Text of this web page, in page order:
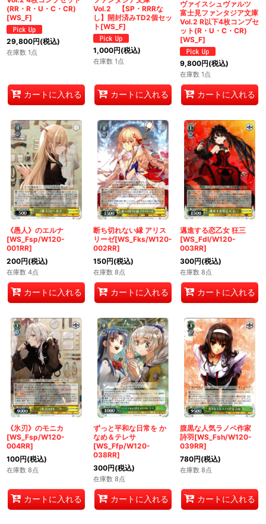
(RR・R・U・C・CR)
[WS_F]
29,800円(税込)
在庫数 1点
カートに入れる
Vol.2 【SP・RRRな
し】開封済みTD2個セッ
ト[WS_F]
1,000円(税込)
在庫数 1点
カートに入れる
ヴァイスシュヴァルツ
富士見ファンタジア文庫
Vol.2 R以下4枚コンプセ
ット(R・U・C・CR)
[WS_F]
9,800円(税込)
在庫数 1点
カートに入れる
《愚人》のエルナ
[WS_Fsp/W120-
001RR]
200円(税込)
在庫数 4点
カートに入れる
断ち切れない縁 アリス
リーゼ[WS_Fks/W120-
002RR]
150円(税込)
在庫数 8点
カートに入れる
邁進する恋乙女 狂三
[WS_Fdl/W120-
003RR]
300円(税込)
在庫数 8点
カートに入れる
《氷刃》のモニカ
[WS_Fsp/W120-
004RR]
100円(税込)
在庫数 8点
カートに入れる
ずっと平和な日常を か
なめ＆テレサ
[WS_Ffp/W120-
038RR]
300円(税込)
在庫数 8点
カートに入れる
腹黒な人気ラノベ作家
詩羽[WS_Fsh/W120-
039RR]
780円(税込)
在庫数 8点
カートに入れる